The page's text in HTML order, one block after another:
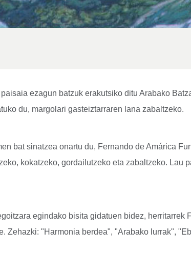
ezagun batzuk erakutsiko ditu Arabako
du, margolari gasteiztarraren lana zabaltzeko.
bat sinatzea onartu du, Fernando de Amárica
kokatzeko, gordailutzeko eta zabaltzeko. Lau
egindako bisita gidatuen bidez, herritarrek
Zehazki: "Harmonia berdea", "Arabako lurrak",